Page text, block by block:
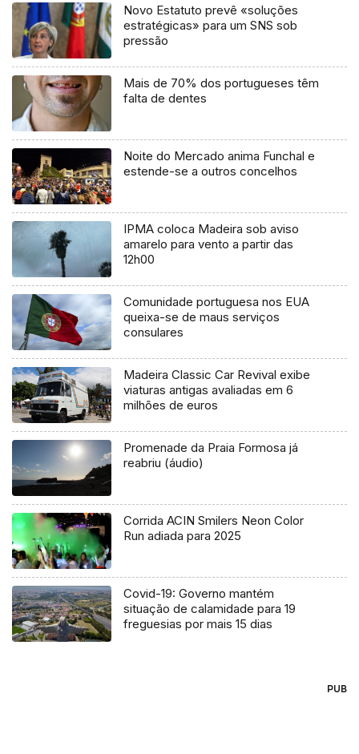
Novo Estatuto prevê «soluções
estratégicas» para um SNS sob
pressão
Mais de 70% dos portugueses têm
falta de dentes
Noite do Mercado anima Funchal e
estende-se a outros concelhos
IPMA coloca Madeira sob aviso
amarelo para vento a partir das
12h00
Comunidade portuguesa nos EUA
queixa-se de maus serviços
consulares
Madeira Classic Car Revival exibe
viaturas antigas avaliadas em 6
milhões de euros
Promenade da Praia Formosa já
reabriu (áudio)
Corrida ACIN Smilers Neon Color
Run adiada para 2025
Covid-19: Governo mantém
situação de calamidade para 19
freguesias por mais 15 dias
PUB